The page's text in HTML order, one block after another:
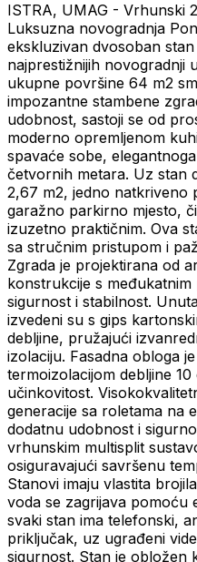
ISTRA, UMAG - Vrhunski
Luksuzna novogradnja
ekskluzivan dvosoban
najprestižnijih novogradnji
ukupne površine 64 m2
impozantne stambene
udobnost, sastoji se od
moderno opremljenom
spavaće sobe,
četvornih metara. Uz stan
2,67 m2, jedno natkriveno
garažno parkirno mjesto,
izuzetno praktičnim. Ova
sa stručnim pristupom i
Zgrada je projektirana od
konstrukcije s
sigurnost i stabilnost.
izvedeni su s gips
debljine, pružajući
izolaciju. Fasadna obloga
termoizolacijom debljine
učinkovitost.
generacije sa roletama na
dodatnu udobnost i
vrhunskim multisplit
osiguravajući savršenu
Stanovi imaju vlastita
voda se zagrijava pomoću
svaki stan ima telefonski,
priključak, uz ugrađeni
sigurnost. Stan je obložen